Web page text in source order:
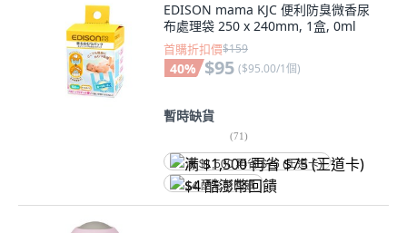
EDISON mama KJC 便利防臭微香尿
布處理袋 250 x 240mm, 1盒, 0ml
首購折扣價$159
40% $95 ($95.00/1個)
暫時缺貨
(71)
满 $1,500 再省 $75 (王道卡)
$4 酷澎幣回饋